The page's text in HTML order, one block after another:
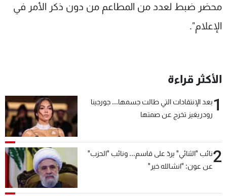
محضر ضبط لعدد من المطاعم من دون ذكر الأمر في
الإعلام".
الأكثر قراءة
1بعد الإنتقادات التي طالت جسمها... جورجينا
رودريغيز تخرج عن صمتها
2نائب "الثنائي" يردّ على قاسم... ونائب "الحزب"
عن عون: "انشالله خير"